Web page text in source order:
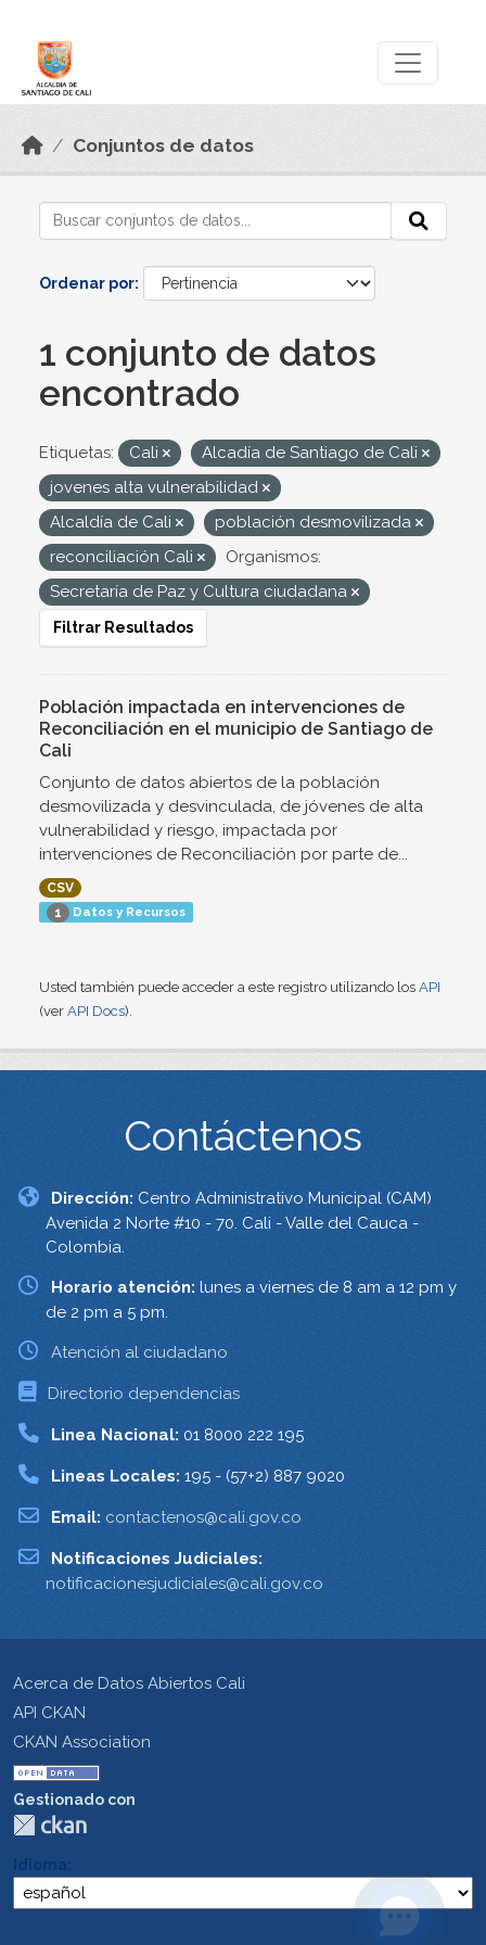
Conjuntos de datos
Ordenar por
1 conjunto de datos
encontrado
Etiquetas: Cali
Alcadía de Santiago de Cali
jovenes alta vulnerabilidad
Alcaldía de Cali
población desmovilizada
reconciliación Cali
Organismos:
Secretaría de Paz y Cultura ciudadana
Filtrar Resultados
Población impactada en intervenciones de
Reconciliación en el municipio de Santiago de
Cali
Conjunto de datos abiertos de la población
desmovilizada y desvinculada, de jóvenes de alta
vulnerabilidad y riesgo, impactada por
intervenciones de Reconciliación por parte de...
CSV
1 Datos y Recursos
Usted también puede acceder a este registro utilizando los API
(ver API Docs).
Contáctenos
Dirección: Centro Administrativo Municipal (CAM)
Avenida 2 Norte #10 - 70. Cali - Valle del Cauca -
Colombia.
Horario atención: lunes a viernes de 8 am a 12 pm y
de 2 pm a 5 pm.
Atención al ciudadano
Directorio dependencias
Linea Nacional: 01 8000 222 195
Lineas Locales: 195 - (57+2) 887 9020
Email: contactenos@cali.gov.co
Notificaciones Judiciales:
notificacionesjudiciales@cali.gov.co
Acerca de Datos Abiertos Cali
API CKAN
CKAN Association
Gestionado con